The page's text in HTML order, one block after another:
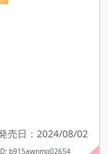
売日：2024/08/02
b915awnmg02654